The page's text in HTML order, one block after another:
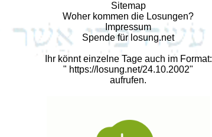
Sitemap
Woher kommen die Losungen?
Impressum
Spende für losung.net
Ihr könnt einzelne Tage auch im Format:
" https://losung.net/24.10.2002"
aufrufen.